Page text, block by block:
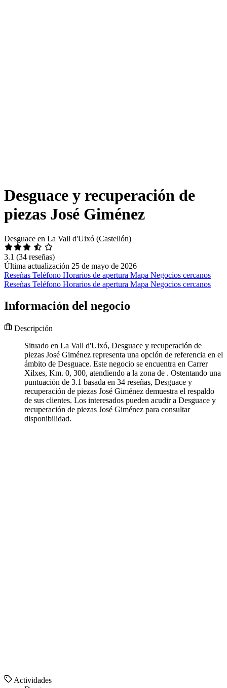
Desguace y recuperación de
piezas José Giménez
Desguace en La Vall d'Uixó (Castellón)
3.1 (34 reseñas)
Última actualización 25 de mayo de 2026
Reseñas Teléfono Horarios de apertura Mapa Negocios cercanos
Reseñas Teléfono Horarios de apertura Mapa Negocios cercanos
Información del negocio
Descripción
Situado en La Vall d'Uixó, Desguace y recuperación de
piezas José Giménez representa una opción de referencia en el
ámbito de Desguace. Este negocio se encuentra en Carrer
Xilxes, Km. 0, 300, atendiendo a la zona de . Ostentando una
puntuación de 3.1 basada en 34 reseñas, Desguace y
recuperación de piezas José Giménez demuestra el respaldo
de sus clientes. Los interesados pueden acudir a Desguace y
recuperación de piezas José Giménez para consultar
disponibilidad.
Actividades